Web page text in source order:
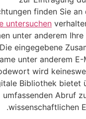
finden Sie
untersuchen
unter anderem
eingegebene
unter anderem
wird
Bibliothek bietet
umfassenden Abruf
wissenschaftlichen